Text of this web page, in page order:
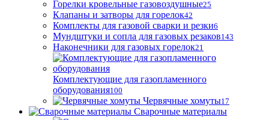
Горелки кровельные газовоздушные25
Клапаны и затворы для горелок42
Комплекты для газовой сварки и резки6
Мундштуки и сопла для газовых резаков143
Наконечники для газовых горелок21
Комплектующие для газопламенного
оборудования100
Червячные хомуты17
Сварочные материалы